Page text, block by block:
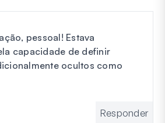
pessoal! Estava
capacidade de definir
ocultos como
Responder